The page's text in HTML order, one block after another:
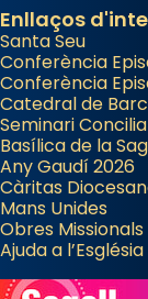
apòstol
Herodes
Patró de
Regnes
Espanya.
El seu
centre de
el món
Santa.
Enllaços
Santa Seu
Conferència
Conferència
Catedral de
Seminari
Basílica de la
Any Gaudí 2026
Càritas
Mans Unides
Obres
Ajuda a